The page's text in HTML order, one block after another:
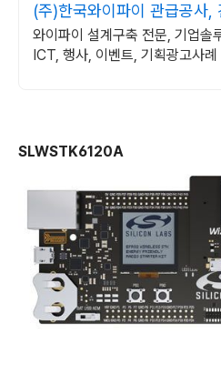
(주)한국와이파이 관급공사,
가능
와이파이 설계구축 전문, 기업솔
ICT, 행사, 이벤트, 기획광고사례
SLWSTK6120A